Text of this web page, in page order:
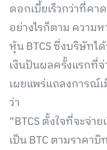
ดอกเบี้ยเร็วกว่าที่คา
อย่างไรก็ตาม ความ
หุ้น BTCS ซึ่งบริษัทไ
เงินปันผลครั้งแรกที่
เผยแพร่แถลงการณ์
ว่า
“BTCS ตั้งใจที่จะจ่
เป็น BTC ตามราคา